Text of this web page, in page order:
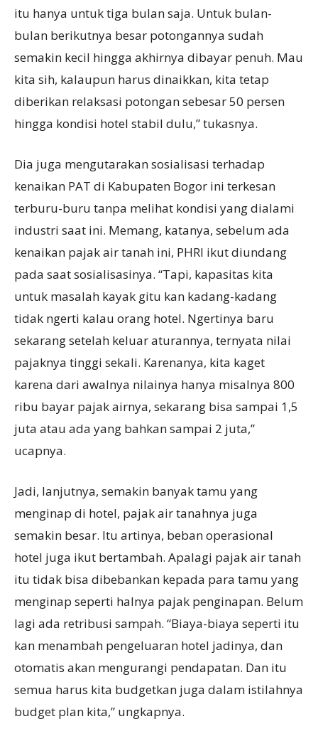
itu hanya untuk tiga bulan saja. Untuk bulan-
bulan berikutnya besar potongannya sudah
semakin kecil hingga akhirnya dibayar penuh. Mau
kita sih, kalaupun harus dinaikkan, kita tetap
diberikan relaksasi potongan sebesar 50 persen
hingga kondisi hotel stabil dulu,” tukasnya.
Dia juga mengutarakan sosialisasi terhadap
kenaikan PAT di Kabupaten Bogor ini terkesan
terburu-buru tanpa melihat kondisi yang dialami
industri saat ini. Memang, katanya, sebelum ada
kenaikan pajak air tanah ini, PHRI ikut diundang
pada saat sosialisasinya. “Tapi, kapasitas kita
untuk masalah kayak gitu kan kadang-kadang
tidak ngerti kalau orang hotel. Ngertinya baru
sekarang setelah keluar aturannya, ternyata nilai
pajaknya tinggi sekali. Karenanya, kita kaget
karena dari awalnya nilainya hanya misalnya 800
ribu bayar pajak airnya, sekarang bisa sampai 1,5
juta atau ada yang bahkan sampai 2 juta,”
ucapnya.
Jadi, lanjutnya, semakin banyak tamu yang
menginap di hotel, pajak air tanahnya juga
semakin besar. Itu artinya, beban operasional
hotel juga ikut bertambah. Apalagi pajak air tanah
itu tidak bisa dibebankan kepada para tamu yang
menginap seperti halnya pajak penginapan. Belum
lagi ada retribusi sampah. “Biaya-biaya seperti itu
kan menambah pengeluaran hotel jadinya, dan
otomatis akan mengurangi pendapatan. Dan itu
semua harus kita budgetkan juga dalam istilahnya
budget plan kita,” ungkapnya.